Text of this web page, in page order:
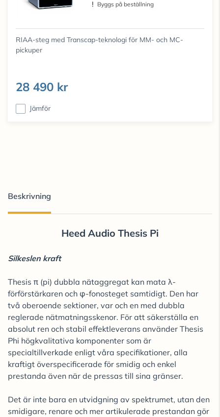
Byggs på beställning
RIAA-steg med Transcap-teknologi för MM- och MC-
pickuper
28 490 kr
Jämför
Beskrivning
Heed Audio Thesis Pi
Silkeslen kraft
Thesis π (pi) dubbla nätaggregat kan mata λ-
förförstärkaren och φ-fonosteget samtidigt. Den har
två oberoende sektioner, var och en med dubbla
reglerade nätmatningsskenor. För att säkerställa en
absolut ren och stabil effektleverans använder Thesis
Phi högkvalitativa komponenter som är
specialtillverkade enligt våra specifikationer, alla
kraftigt överspecificerade för smidig och enkel
prestanda även när de pressas till sina gränser.
Det är inte bara en utvidgning av spektrumet, utan den
smidigare, renare och mer artikulerade prestandan gör